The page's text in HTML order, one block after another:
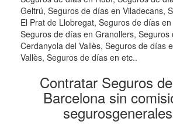
Geltrú, Seguros de días en Viladecans,
El Prat de Llobregat, Seguros de días
Seguros de días en Granollers, Seguros
Cerdanyola del Vallès, Seguros de días
Vallès, Seguros de días en etc..
Contratar Seguros
Barcelona sin